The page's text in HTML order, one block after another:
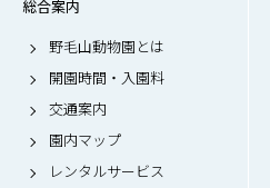
総合案内
野毛山動物園とは
開園時間・入園料
交通案内
園内マップ
レンタルサービス